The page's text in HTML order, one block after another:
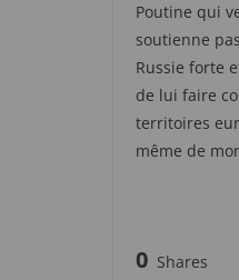
Poutine qui
soutienne
Russie forte
de lui faire
territoires
même de
0 Shares